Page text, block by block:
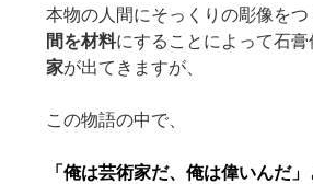
本物の人間にそっくりの彫像を
間を材料にすることによって石
家が出てきますが、
この物語の中で、
「俺は芸術家だ、俺は偉いんだ」